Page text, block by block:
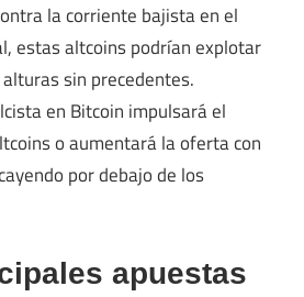
la corriente bajista en el
estas altcoins podrían explotar
sin precedentes.
en Bitcoin impulsará el
o aumentará la oferta con
por debajo de los
apuestas